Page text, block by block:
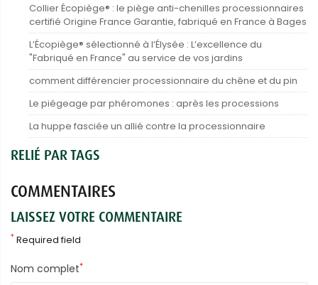
Collier Écopiège® : le piège anti-chenilles processionnaires
certifié Origine France Garantie, fabriqué en France à Bages
L’Écopiège® sélectionné à l’Élysée : L’excellence du
"Fabriqué en France" au service de vos jardins
comment différencier processionnaire du chêne et du pin
Le piégeage par phéromones : après les processions
La huppe fasciée un allié contre la processionnaire
RELIÉ PAR TAGS
COMMENTAIRES
LAISSEZ VOTRE COMMENTAIRE
* Required field
Nom complet*